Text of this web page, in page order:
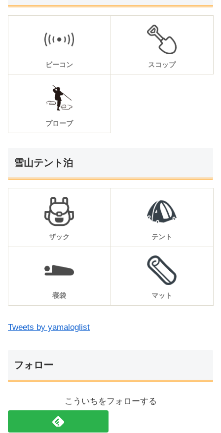
ビーコン スコップ
プローブ
雪山テント泊
ザック テント
寝袋 マット
Tweets by yamaloglist
フォロー
こういちをフォローする